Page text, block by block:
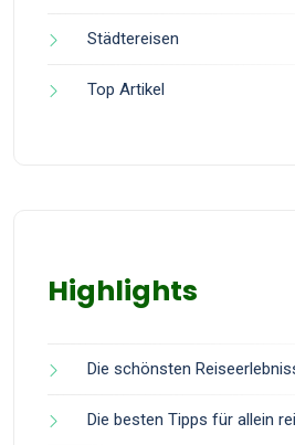
Städtereisen
Top Artikel
Highlights
Die schönsten
Die besten Tipps für allein